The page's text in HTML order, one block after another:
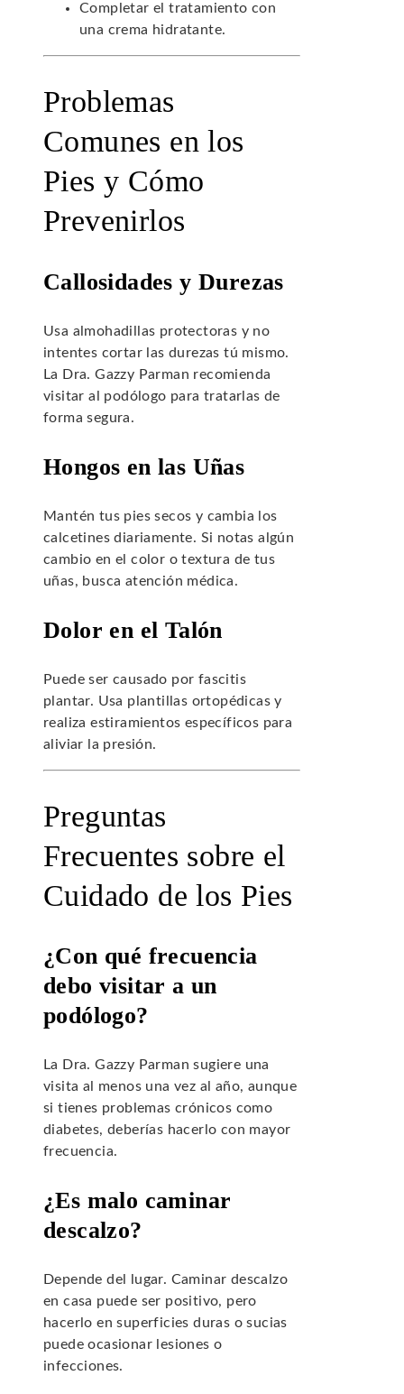
Completar el tratamiento con
una crema hidratante.
Problemas
Comunes en los
Pies y Cómo
Prevenirlos
Callosidades y Durezas
Usa almohadillas protectoras y no
intentes cortar las durezas tú mismo.
La Dra. Gazzy Parman recomienda
visitar al podólogo para tratarlas de
forma segura.
Hongos en las Uñas
Mantén tus pies secos y cambia los
calcetines diariamente. Si notas algún
cambio en el color o textura de tus
uñas, busca atención médica.
Dolor en el Talón
Puede ser causado por fascitis
plantar. Usa plantillas ortopédicas y
realiza estiramientos específicos para
aliviar la presión.
Preguntas
Frecuentes sobre el
Cuidado de los Pies
¿Con qué frecuencia
debo visitar a un
podólogo?
La Dra. Gazzy Parman sugiere una
visita al menos una vez al año, aunque
si tienes problemas crónicos como
diabetes, deberías hacerlo con mayor
frecuencia.
¿Es malo caminar
descalzo?
Depende del lugar. Caminar descalzo
en casa puede ser positivo, pero
hacerlo en superficies duras o sucias
puede ocasionar lesiones o
infecciones.